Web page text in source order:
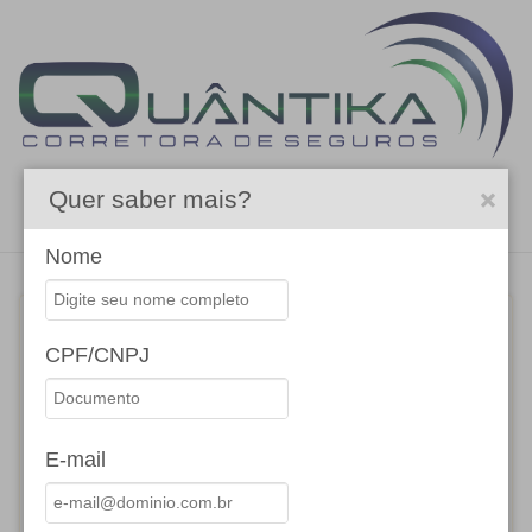
Menu
Nome
Quer saber mais?
Nome
CPF/CNPJ
E-mail